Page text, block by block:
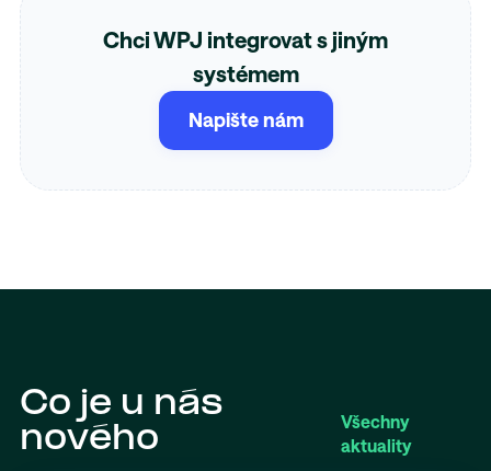
Chci WPJ integrovat s jiným
systémem
Napište nám
Co je u nás
nového
Všechny
aktuality